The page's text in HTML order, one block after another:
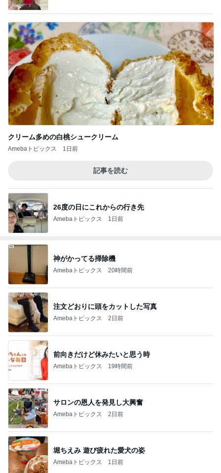
クリーム多めの白桃シュークリーム
Amebaトピックス 1日前
記事を読む
26度の日にこれからの行き先
Amebaトピックス 1日前
神がかってる掃除機
Amebaトピックス 20時間前
注文どおりに頭をカットした写真
Amebaトピックス 2日前
前向きだけど休みたいと思う時
Amebaトピックス 19時間前
サロンの恩人を発見し大興奮
Amebaトピックス 2日前
堀ちえみ 遊び疲れた愛犬の姿
Amebaトピックス 1日前